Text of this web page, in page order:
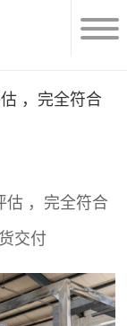
，完全符合
估 ，完全符合
交付